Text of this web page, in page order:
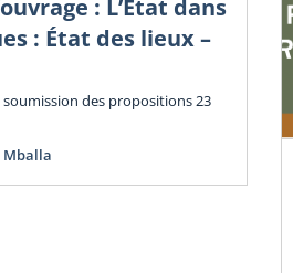
: L’État dans
: État des lieux –
soumission des propositions 23
Mballa